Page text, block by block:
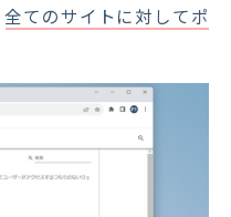
全てのサイトに対してポ